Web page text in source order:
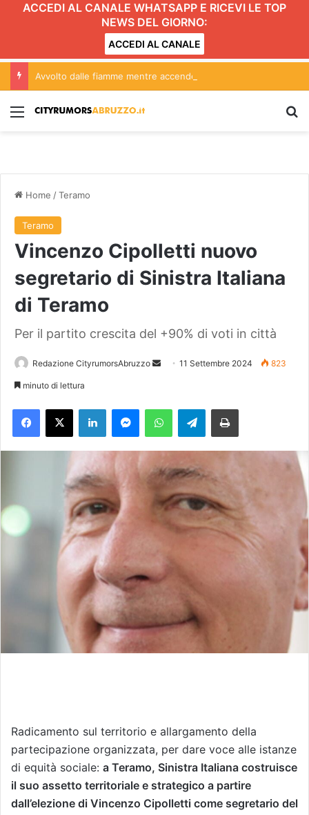
ACCEDI AL CANALE WHATSAPP E RICEVI LE TOP
NEWS DEL GIORNO:
ACCEDI AL CANALE
Avvolto dalle fiamme mentre accende il barbecue
Menu
Home /Teramo
Teramo
Vincenzo Cipolletti nuovo
segretario di Sinistra Italiana
di Teramo
Per il partito crescita del +90% di voti in città
Redazione CityrumorsAbruzzo
a
n
e
m
11 Settembre 2024 823
minuto di lettura
Telegram
Radicamento sul territorio e allargamento della
partecipazione organizzata, per dare voce alle istanze
di equità sociale: a Teramo, Sinistra Italiana costruisce
il suo assetto territoriale e strategico a partire
dall’elezione di Vincenzo Cipolletti come segretario del